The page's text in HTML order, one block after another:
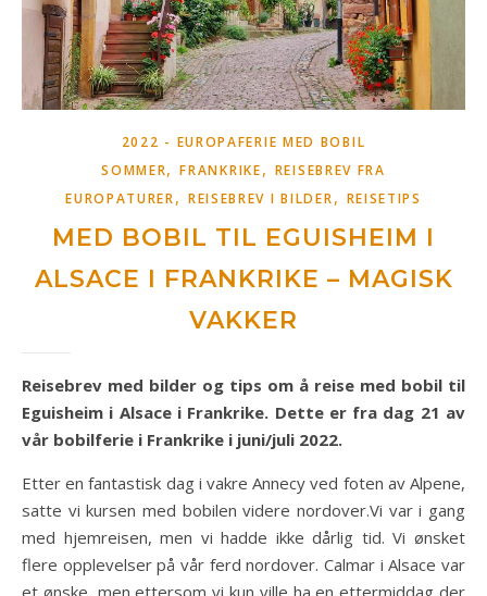
2022 - EUROPAFERIE MED BOBIL
SOMMER,FRANKRIKE, REISEBREV FRA
EUROPATURER, REISEBREV I BILDER, REISETIPS
MED BOBIL TIL EGUISHEIM I
ALSACE I FRANKRIKE – MAGISK
VAKKER
Reisebrev med bilder og tips om å reise med bobil til
Eguisheim i Alsace i Frankrike. Dette er fra dag 21 av
vår bobilferie i Frankrike i juni/juli 2022.
Etter en fantastisk dag i vakre Annecy ved foten av Alpene,
satte vi kursen med bobilen videre nordover.Vi var i gang
med hjemreisen, men vi hadde ikke dårlig tid. Vi ønsket
flere opplevelser på vår ferd nordover. Calmar i Alsace var